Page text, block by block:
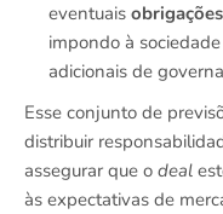
eventuais
impondo à sociedade
adicionais de
Esse conjunto de
distribuir
assegurar que o deal
às expectativas de